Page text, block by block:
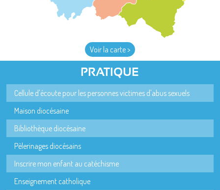
Voir la carte >
PRATIQUE
Cellule d'écoute pour les personnes victimes d'abus sexuels
Maison diocésaine
Bibliothèque diocésaine
Pèlerinages diocésains
Inscrire mon enfant au catéchisme
Enseignement catholique